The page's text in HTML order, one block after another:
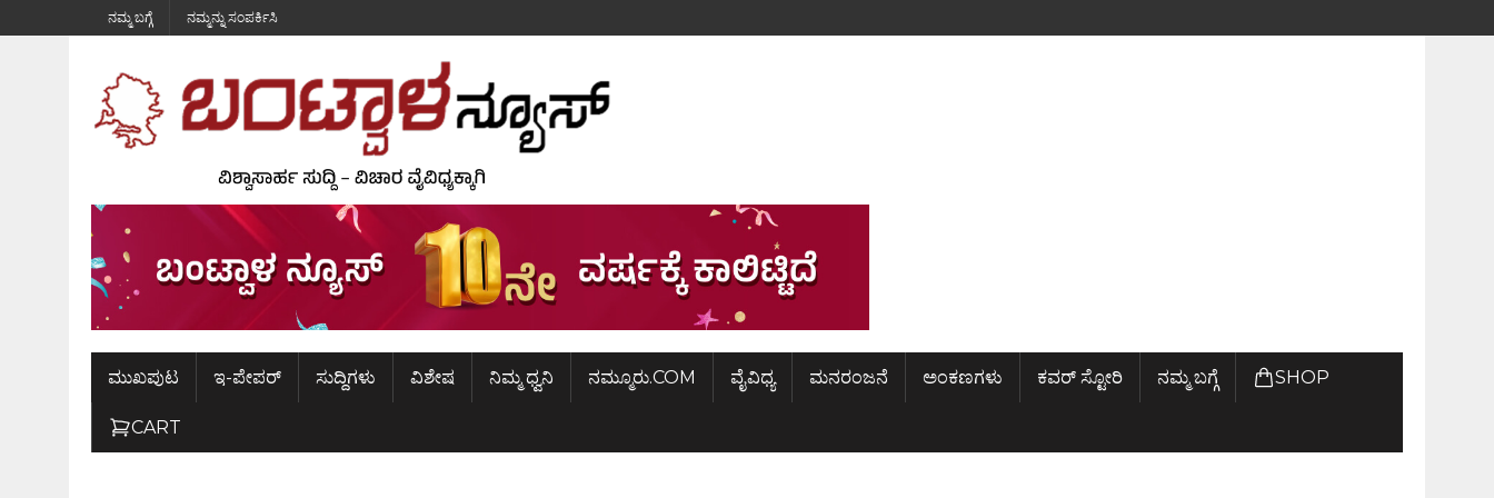
ನಮ್ಮ ಬಗ್ಗೆ ನಮ್ಮನ್ನು ಸಂಪರ್ಕಿಸಿ
ಮುಖಪುಟ ಇ-ಪೇಪರ್ ಸುದ್ದಿಗಳು ವಿಶೇಷ ನಿಮ್ಮ ಧ್ವನಿ ನಮ್ಮೂರು.COM ವೈವಿಧ್ಯ ಮನರಂಜನೆ ಅಂಕಣಗಳು ಕವರ್ ಸ್ಟೋರಿ ನಮ್ಮ ಬಗ್ಗೆ SHOP
CART